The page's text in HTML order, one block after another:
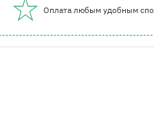
Оплата любым удобным